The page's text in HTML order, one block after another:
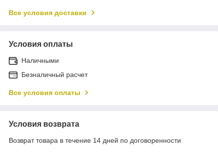
Все условия доставки
Условия оплаты
Наличными
Безналичный расчет
Все условия оплаты
Условия возврата
Возврат товара в течение 14 дней по договоренности